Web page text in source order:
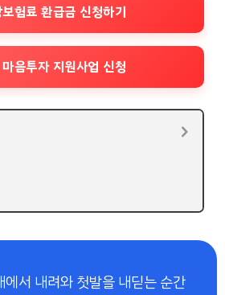
험료 환급금 신청하기
음투자 지원사업 신청
서 내려와 첫발을 내딛는 순간